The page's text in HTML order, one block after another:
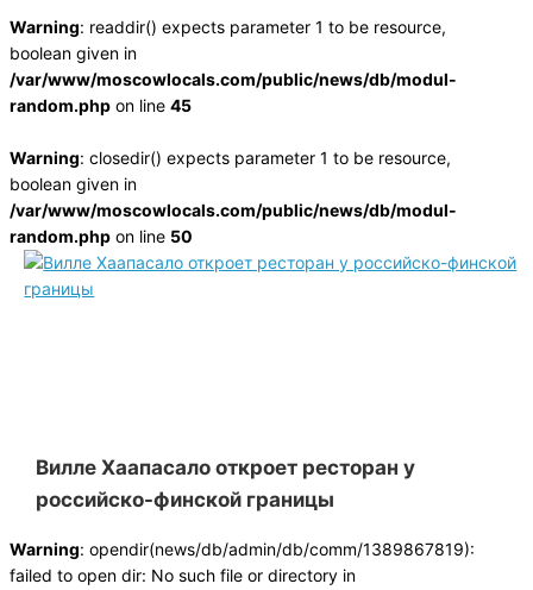
Warning: readdir() expects parameter 1 to be resource,
boolean given in
/var/www/moscowlocals.com/public/news/db/modul-
random.phpon line 45
Warning: closedir() expects parameter 1 to be resource,
boolean given in
/var/www/moscowlocals.com/public/news/db/modul-
random.phpon line 50
Вилле Хаапасало откроет ресторан у
российско-финской границы
Warning: opendir(news/db/admin/db/comm/1389867819):
failed to open dir: No such file or directory in